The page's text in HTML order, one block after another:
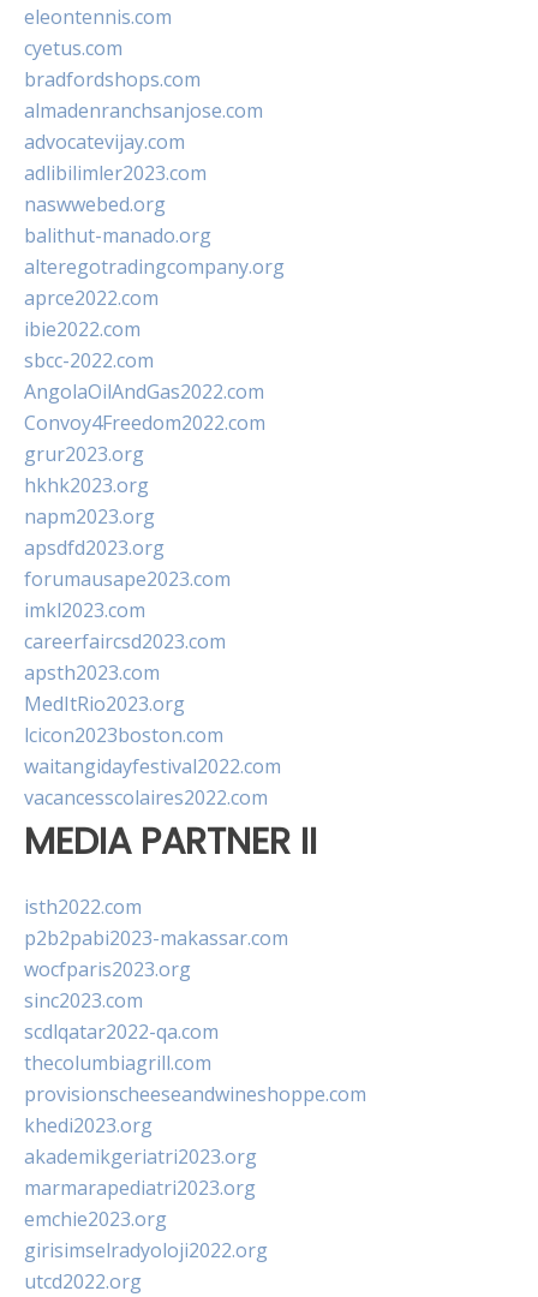
eleontennis.com
cyetus.com
bradfordshops.com
almadenranchsanjose.com
advocatevijay.com
adlibilimler2023.com
naswwebed.org
balithut-manado.org
alteregotradingcompany.org
aprce2022.com
ibie2022.com
sbcc-2022.com
AngolaOilAndGas2022.com
Convoy4Freedom2022.com
grur2023.org
hkhk2023.org
napm2023.org
apsdfd2023.org
forumausape2023.com
imkl2023.com
careerfaircsd2023.com
apsth2023.com
MedItRio2023.org
lcicon2023boston.com
waitangidayfestival2022.com
vacancesscolaires2022.com
MEDIA PARTNER II
isth2022.com
p2b2pabi2023-makassar.com
wocfparis2023.org
sinc2023.com
scdlqatar2022-qa.com
thecolumbiagrill.com
provisionscheeseandwineshoppe.com
khedi2023.org
akademikgeriatri2023.org
marmarapediatri2023.org
emchie2023.org
girisimselradyoloji2022.org
utcd2022.org